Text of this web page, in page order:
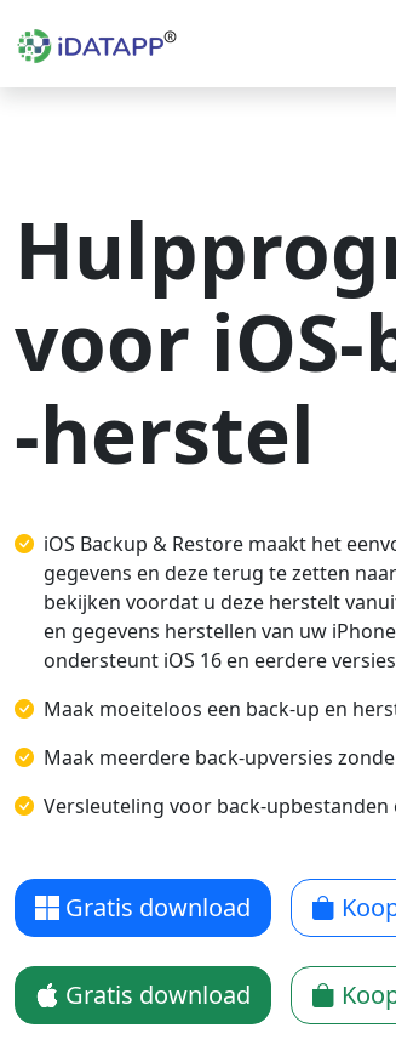
voor
-herstel
iOS Backup & Restore maakt het
gegevens en deze terug te zetten
bekijken voordat u deze herstelt
en gegevens herstellen van uw
ondersteunt iOS 16 en eerdere
Maak moeiteloos een back-up en
Maak meerdere back-upversies
Versleuteling voor back-
Gratis download
Gratis download